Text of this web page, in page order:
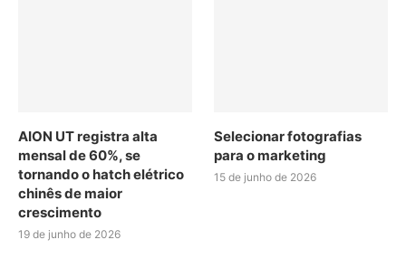
AION UT registra alta
mensal de 60%, se
tornando o hatch elétrico
chinês de maior
crescimento
19 de junho de 2026
Selecionar fotografias
para o marketing
15 de junho de 2026